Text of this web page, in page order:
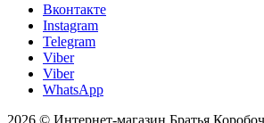
Вконтакте
Instagram
Telegram
Viber
Viber
WhatsApp
2026 © Интернет-магазин Братья